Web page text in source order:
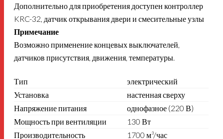
Дополнительно для приобретения доступен контроллер
KRC-32, датчик открывания двери и смесительные узлы
Примечание
Возможно применение концевых выключателей,
датчиков присутствия, движения, температуры.
Тип
электрический
Установка
настенная сверху
Напряжениепитания
однофазное (220 В)
Мощность привентиляции
130 Вт
Производительность
1700 м³/час